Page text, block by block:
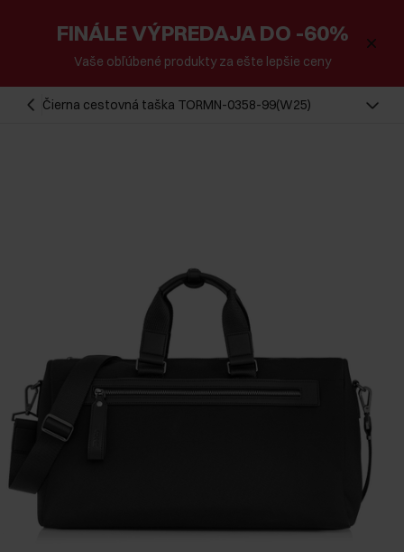
FINÁLE VÝPREDAJA DO -60%
Vaše obľúbené produkty za ešte lepšie ceny
Čierna cestovná taška TORMN-0358-99(W25)